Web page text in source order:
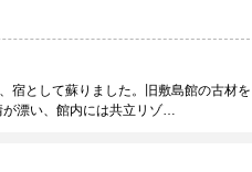
宿として蘇りました。旧敷島館の古材を
が漂い、館内には共立リゾ…